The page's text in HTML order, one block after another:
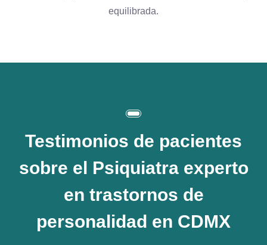
equilibrada.
Testimonios de pacientes
sobre el Psiquiatra experto
en trastornos de
personalidad en CDMX